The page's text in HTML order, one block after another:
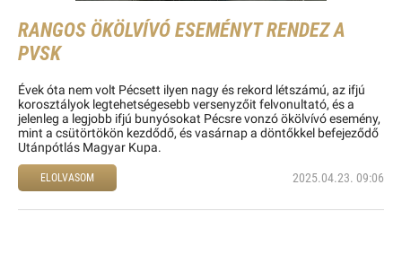
RANGOS ÖKÖLVÍVÓ ESEMÉNYT RENDEZ A
PVSK
Évek óta nem volt Pécsett ilyen nagy és rekord létszámú, az ifjú
korosztályok legtehetségesebb versenyzőit felvonultató, és a
jelenleg a legjobb ifjú bunyósokat Pécsre vonzó ökölvívó esemény,
mint a csütörtökön kezdődő, és vasárnap a döntőkkel befejeződő
Utánpótlás Magyar Kupa.
ELOLVASOM 2025.04.23. 09:06